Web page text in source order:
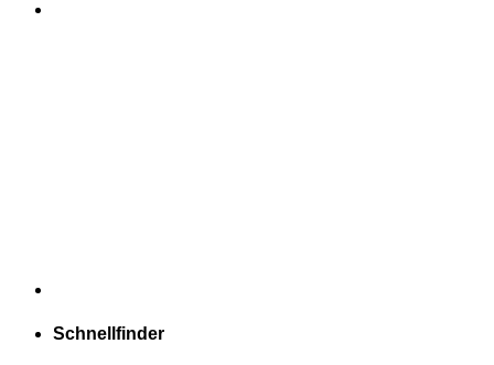
Schnellfinder